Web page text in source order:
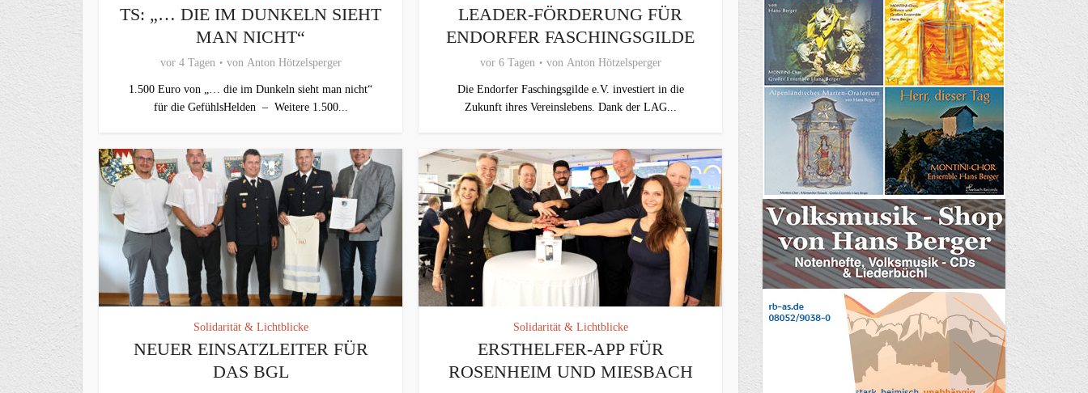
TS: „… DIE IM DUNKELN SIEHT
MAN NICHT“
vor 4 Tagen von Anton Hötzelsperger
1.500 Euro von „… die im Dunkeln sieht man nicht“
für die GefühlsHelden – Weitere 1.500...
LEADER-FÖRDERUNG FÜR
ENDORFER FASCHINGSGILDE
vor 6 Tagen von Anton Hötzelsperger
Die Endorfer Faschingsgilde e.V. investiert in die
Zukunft ihres Vereinslebens. Dank der LAG...
Solidarität & Lichtblicke
NEUER EINSATZLEITER FÜR
DAS BGL
Solidarität & Lichtblicke
ERSTHELFER-APP FÜR
ROSENHEIM UND MIESBACH